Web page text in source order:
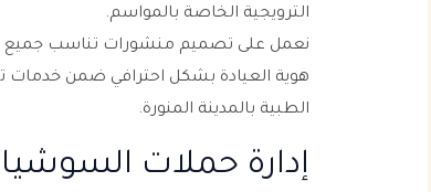
الترويجية الخاصة بالمواسم.
نعمل على تصميم منشورات تناسب جميع
هوية العيادة بشكل احترافي ضمن خدمات
الطبية بالمدينة المنورة.
إدارة حملات